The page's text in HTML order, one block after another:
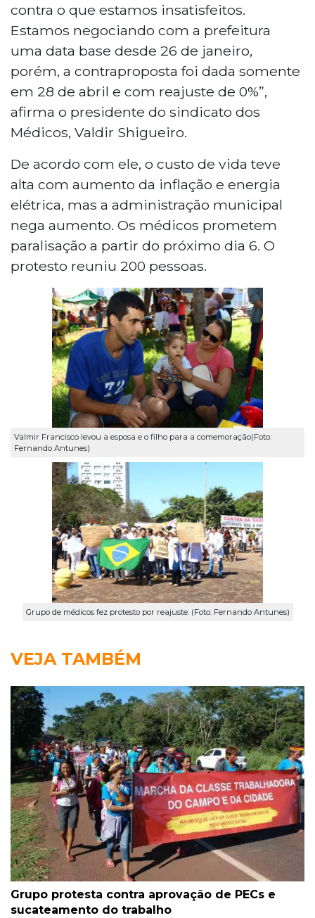
contra o que estamos insatisfeitos.
Estamos negociando com a prefeitura
uma data base desde 26 de janeiro,
porém, a contraproposta foi dada somente
em 28 de abril e com reajuste de 0%”,
afirma o presidente do sindicato dos
Médicos, Valdir Shigueiro.
De acordo com ele, o custo de vida teve
alta com aumento da inflação e energia
elétrica, mas a administração municipal
nega aumento. Os médicos prometem
paralisação a partir do próximo dia 6. O
protesto reuniu 200 pessoas.
Valmir Francisco levou a esposa e o filho para a comemoração(Foto:
Fernando Antunes)
Grupo de médicos fez protesto por reajuste. (Foto: Fernando Antunes)
VEJA TAMBÉM
Grupo protesta contra aprovação de PECs e
sucateamento do trabalho